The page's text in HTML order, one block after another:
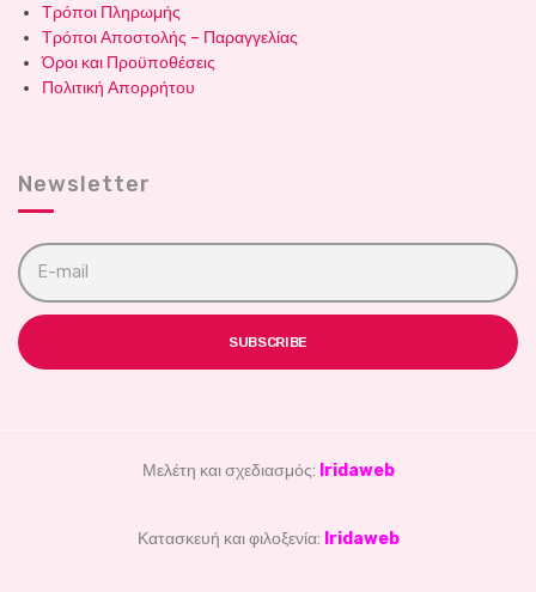
Τρόποι Πληρωμής
Τρόποι Αποστολής – Παραγγελίας
Όροι και Προϋποθέσεις
Πολιτική Απορρήτου
Newsletter
E
m
a
l
a
SUBSCRIBE
Μελέτη και σχεδιασμός: Iridaweb
Κατασκευή και φιλοξενία: Iridaweb